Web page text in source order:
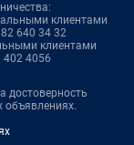
клиентами
640 34 32
клиентами
402 4056
достоверность